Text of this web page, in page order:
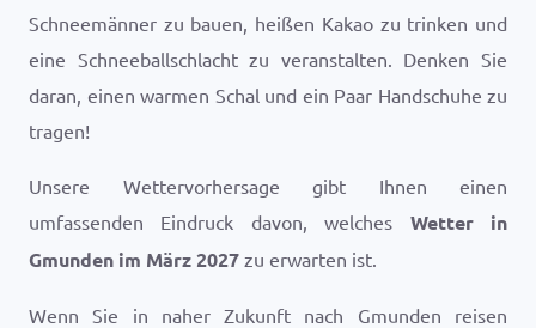
Schneemänner zu bauen, heißen Kakao zu trinken und
eine Schneeballschlacht zu veranstalten. Denken Sie
daran, einen warmen Schal und ein Paar Handschuhe zu
tragen!
Unsere Wettervorhersage gibt Ihnen einen
umfassenden Eindruck davon, welches Wetter in
Gmunden im März 2027 zu erwarten ist.
Wenn Sie in naher Zukunft nach Gmunden reisen